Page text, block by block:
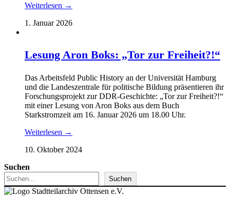
Weiterlesen →
1. Januar 2026
Lesung Aron Boks: „Tor zur Freiheit?!“
Das Arbeitsfeld Public History an der Universität Hamburg
und die Landeszentrale für politische Bildung präsentieren ihr
Forschungsprojekt zur DDR-Geschichte: „Tor zur Freiheit?!“
mit einer Lesung von Aron Boks aus dem Buch
Starkstromzeit am 16. Januar 2026 um 18.00 Uhr.
Weiterlesen →
10. Oktober 2024
Suchen
Suchen